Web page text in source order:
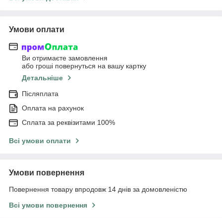
Умови оплати
Ви отримаєте замовлення
або гроші повернуться на вашу картку
Детальніше
Післяплата
Оплата на рахунок
Сплата за реквізитами 100%
Всі умови оплати
Умови повернення
Повернення товару впродовж 14 днів за домовленістю
Всі умови повернення